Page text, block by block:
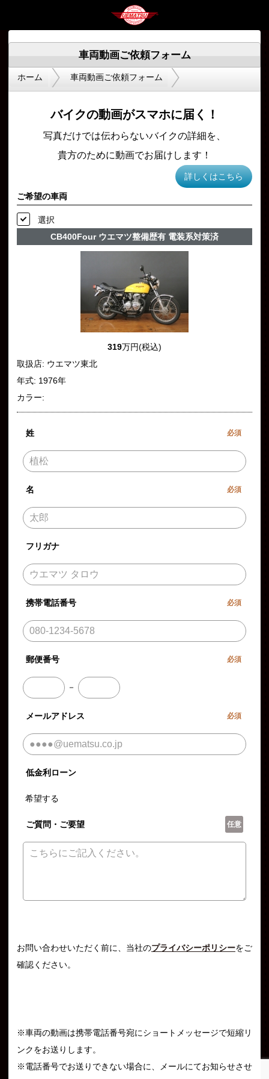
車両動画ご依頼フォーム
ホーム 車両動画ご依頼フォーム
バイクの動画がスマホに届く！
写真だけでは伝わらないバイクの詳細を、
貴方のために動画でお届けします！
詳しくはこちら
ご希望の車両
選択
CB400Four ウエマツ整備歴有 電装系対策済
319万円(税込)
取扱店: ウエマツ東北
年式: 1976年
カラー:
姓 必須
名 必須
フリガナ
携帯電話番号 必須
郵便番号 必須
－
メールアドレス 必須
低金利ローン
希望する
ご質問・ご要望 任意
お問い合わせいただく前に、当社のプライバシーポリシーをご
確認ください。
※車両の動画は携帯電話番号宛にショートメッセージで短縮リ
ンクをお送りします。
※電話番号でお送りできない場合に、メールにてお知らせさせ